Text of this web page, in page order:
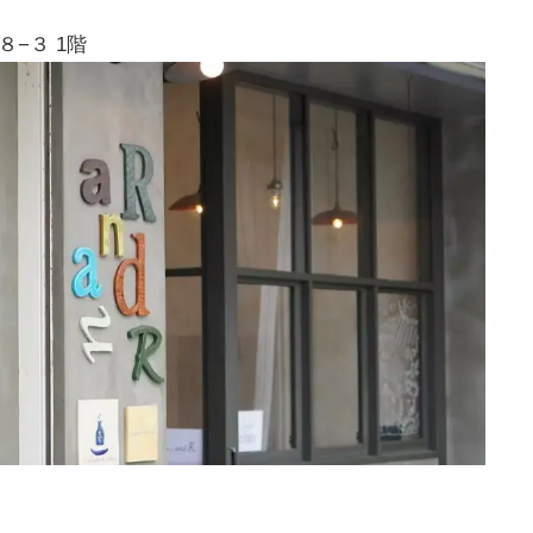
−３ 1階